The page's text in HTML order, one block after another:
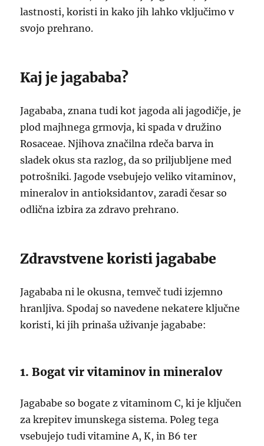
lastnosti, koristi in kako jih lahko vključimo v
svojo prehrano.
Kaj je jagababa?
Jagababa, znana tudi kot jagoda ali jagodičje, je
plod majhnega grmovja, ki spada v družino
Rosaceae. Njihova značilna rdeča barva in
sladek okus sta razlog, da so priljubljene med
potrošniki. Jagode vsebujejo veliko vitaminov,
mineralov in antioksidantov, zaradi česar so
odlična izbira za zdravo prehrano.
Zdravstvene koristi jagababe
Jagababa ni le okusna, temveč tudi izjemno
hranljiva. Spodaj so navedene nekatere ključne
koristi, ki jih prinaša uživanje jagababe:
1. Bogat vir vitaminov in mineralov
Jagababe so bogate z vitaminom C, ki je ključen
za krepitev imunskega sistema. Poleg tega
vsebujejo tudi vitamine A, K, in B6 ter